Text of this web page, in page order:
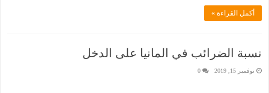
أكمل القراءة »
نسبة الضرائب في المانيا على الدخل
نوفمبر 15, 2019 0